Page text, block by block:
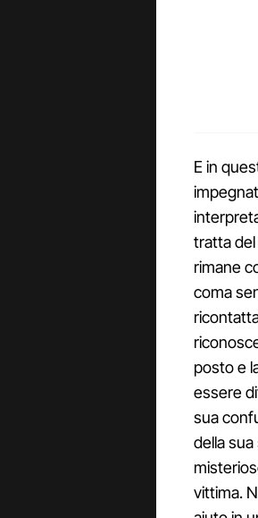
E in
tratta del
rimane
coma
posto e
essere
sua
della
vittima.